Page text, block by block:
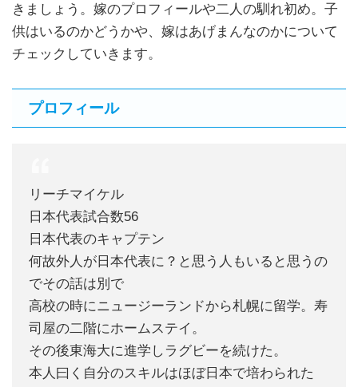
きましょう。嫁のプロフィールや二人の馴れ初め。子
供はいるのかどうかや、嫁はあげまんなのかについて
チェックしていきます。
プロフィール
リーチマイケル
日本代表試合数56
日本代表のキャプテン
何故外人が日本代表に？と思う人もいると思うの
でその話は別で
高校の時にニュージーランドから札幌に留学。寿
司屋の二階にホームステイ。
その後東海大に進学しラグビーを続けた。
本人曰く自分のスキルはほぼ日本で培わられた